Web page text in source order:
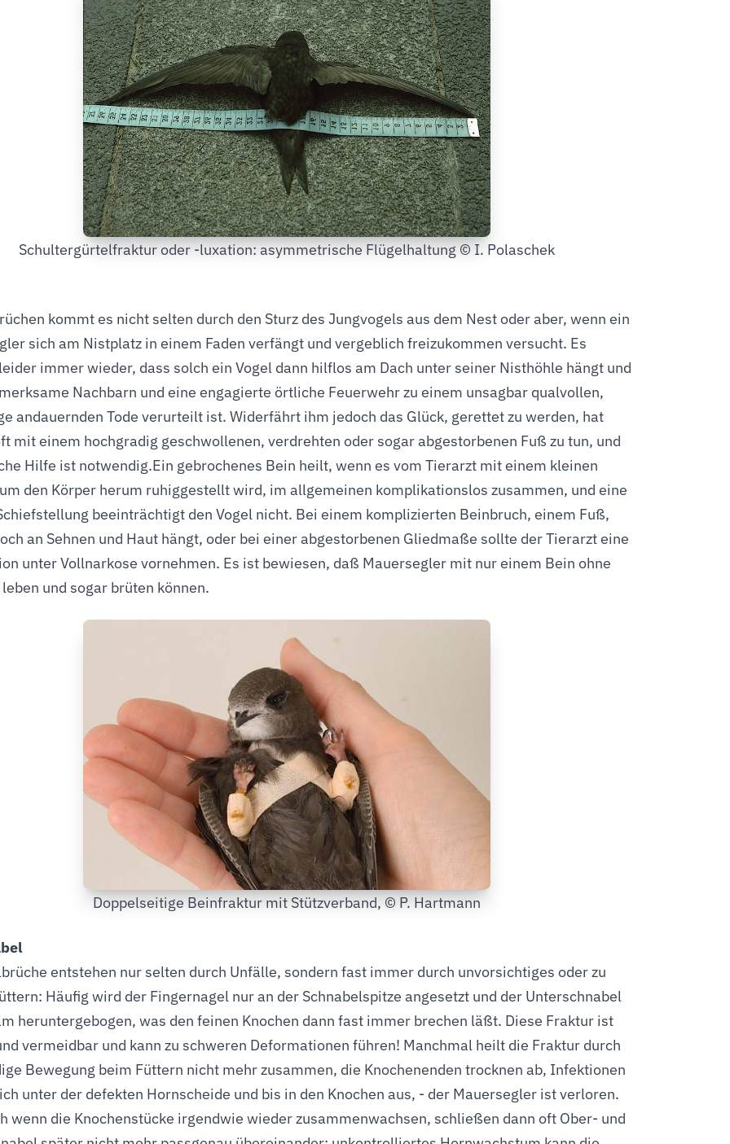
Schultergürtelfraktur oder -luxation: asymmetrische Flügelhaltung © I. Polaschek
kommt es nicht selten durch den Sturz des Jungvogels aus dem Nest oder aber, wenn ein
sich am Nistplatz in einem Faden verfängt und vergeblich freizukommen versucht. Es
immer wieder, dass solch ein Vogel dann hilflos am Dach unter seiner Nisthöhle hängt und
Nachbarn und eine engagierte örtliche Feuerwehr zu einem unsagbar qualvollen,
andauernden Tode verurteilt ist. Widerfährt ihm jedoch das Glück, gerettet zu werden, hat
mit einem hochgradig geschwollenen, verdrehten oder sogar abgestorbenen Fuß zu tun, und
Hilfe ist notwendig.Ein gebrochenes Bein heilt, wenn es vom Tierarzt mit einem kleinen
den Körper herum ruhiggestellt wird, im allgemeinen komplikationslos zusammen, und eine
beeinträchtigt den Vogel nicht. Bei einem komplizierten Beinbruch, einem Fuß,
an Sehnen und Haut hängt, oder bei einer abgestorbenen Gliedmaße sollte der Tierarzt eine
unter Vollnarkose vornehmen. Es ist bewiesen, daß Mauersegler mit nur einem Bein ohne
und sogar brüten können.
Doppelseitige Beinfraktur mit Stützverband, © P. Hartmann
entstehen nur selten durch Unfälle, sondern fast immer durch unvorsichtiges oder zu
Häufig wird der Fingernagel nur an der Schnabelspitze angesetzt und der Unterschnabel
heruntergebogen, was den feinen Knochen dann fast immer brechen läßt. Diese Fraktur ist
vermeidbar und kann zu schweren Deformationen führen! Manchmal heilt die Fraktur durch
Bewegung beim Füttern nicht mehr zusammen, die Knochenenden trocknen ab, Infektionen
unter der defekten Hornscheide und bis in den Knochen aus, - der Mauersegler ist verloren.
wenn die Knochenstücke irgendwie wieder zusammenwachsen, schließen dann oft Ober- und